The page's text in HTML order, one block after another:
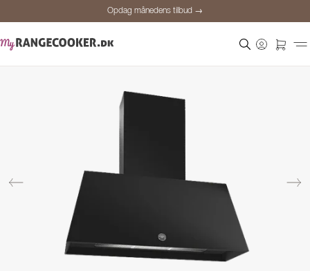
Opdag månedens tilbud →
Personlig rådgivning